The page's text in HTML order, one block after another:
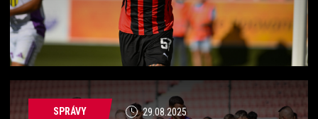
SPRÁVY 29.08.2025